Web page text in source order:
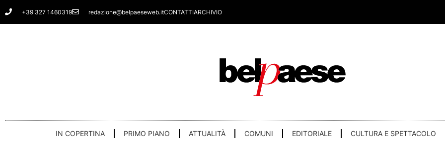
Vai
al
+39 327 1460319 redazione@belpaeseweb.itCONTATTIARCHIVIO
IN COPERTINA PRIMO PIANO ATTUALITÀ COMUNI EDITORIALE CULTURA E SPETTACOLO